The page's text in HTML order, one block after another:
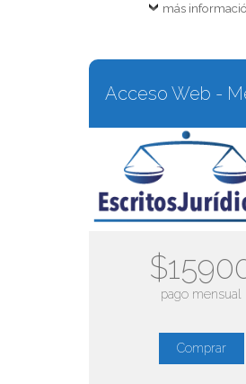
más
Acceso Web -
pago mensual
Comprar